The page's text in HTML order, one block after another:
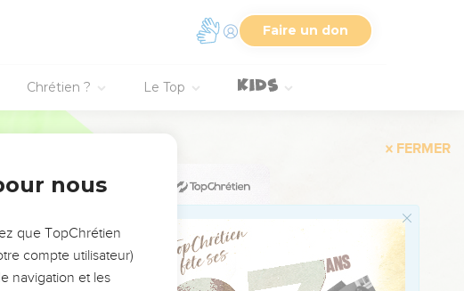
Faire un don
Chrétien ? Le Top
faire enfler le ventre et
amère.
en elle pour produire
C'est après cela qu'il fera
à son mari, l’eau porteuse de
se desséchera et cette
nous
que TopChrétien
compte utilisateur)
navigation et les